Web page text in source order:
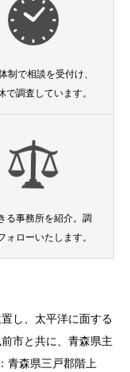
制で相談を受付け、
で調査しています。
る事務所を紹介。調
ォローいたします。
し、太平洋に面する
市と共に、青森県主
青森県三戸郡階上